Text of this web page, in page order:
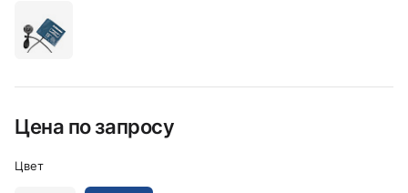
Цена по запросу
Цвет